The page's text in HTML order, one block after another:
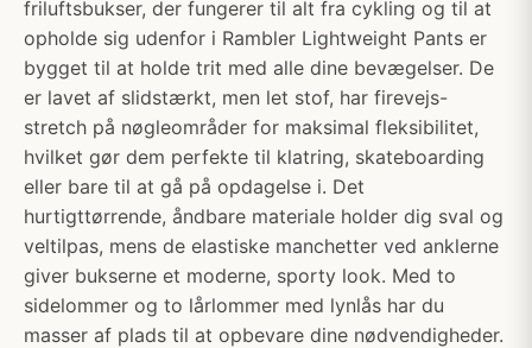
friluftsbukser, der fungerer til alt fra cykling og til at
opholde sig udenfor i Rambler Lightweight Pants er
bygget til at holde trit med alle dine bevægelser. De
er lavet af slidstærkt, men let stof, har firevejs-
stretch på nøgleområder for maksimal fleksibilitet,
hvilket gør dem perfekte til klatring, skateboarding
eller bare til at gå på opdagelse i. Det
hurtigttørrende, åndbare materiale holder dig sval og
veltilpas, mens de elastiske manchetter ved anklerne
giver bukserne et moderne, sporty look. Med to
sidelommer og to lårlommer med lynlås har du
masser af plads til at opbevare dine nødvendigheder.